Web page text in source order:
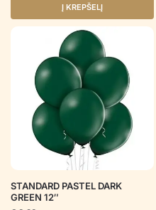
Į KREPŠELĮ
STANDARD PASTEL DARK
GREEN 12″